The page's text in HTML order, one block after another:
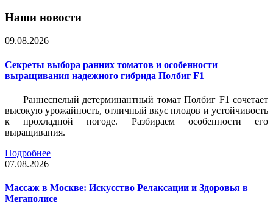
Наши новости
09.08.2026
Секреты выбора ранних томатов и особенности
выращивания надежного гибрида Полбиг F1
Раннеспелый детерминантный томат Полбиг F1 сочетает
высокую урожайность, отличный вкус плодов и устойчивость
к прохладной погоде. Разбираем особенности его
выращивания.
Подробнее
07.08.2026
Массаж в Москве: Искусство Релаксации и Здоровья в
Мегаполисе